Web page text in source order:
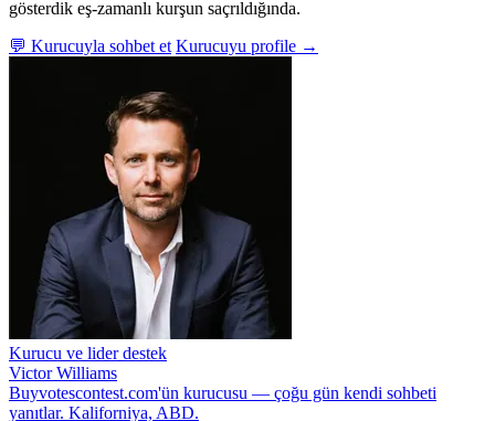
gösterdik eş-zamanlı kurşun saçrıldığında.
💬 Kurucuyla sohbet et Kurucuyu profile →
Kurucu ve lider destek
Victor Williams
Buyvotescontest.com'ün kurucusu — çoğu gün kendi sohbeti
yanıtlar. Kaliforniya, ABD.